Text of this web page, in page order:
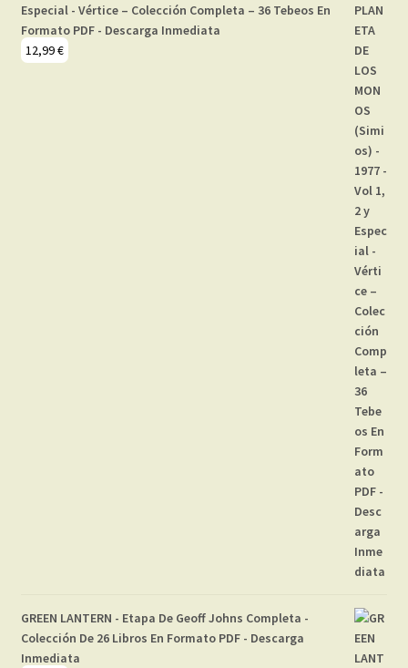
Especial - Vértice – Colección Completa – 36 Tebeos En
Formato PDF - Descarga Inmediata
12,99€
GREEN LANTERN - Etapa De Geoff Johns Completa -
Colección De 26 Libros En Formato PDF - Descarga
Inmediata